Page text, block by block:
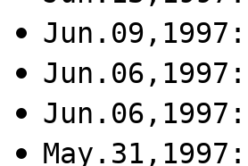
Jun.09,1997:
Jun.06,1997:
Jun.06,1997:
May.31,1997: